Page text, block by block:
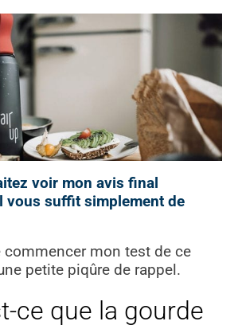
voir mon avis final
vous suffit simplement de
commencer mon test de ce
petite piqûre de rappel.
ce que la gourde